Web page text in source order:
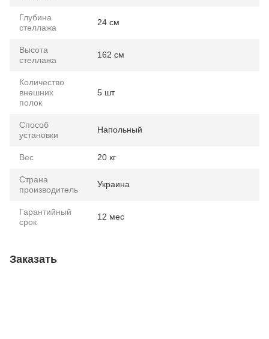
Глубина
стеллажа
24 см
Высота
стеллажа
162 см
Количество
внешних
полок
5 шт
Способ
установки
Напольный
Вес 20 кг
Страна
производитель
Украина
Гарантийный
срок
12 мес
Заказать